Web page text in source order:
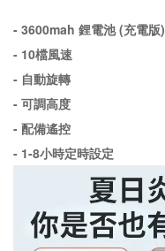
- 3600mah 鋰電池 (充電版)
- 10檔風速
- 自動旋轉
- 可調高度
- 配備遙控
- 1-8小時定時設定